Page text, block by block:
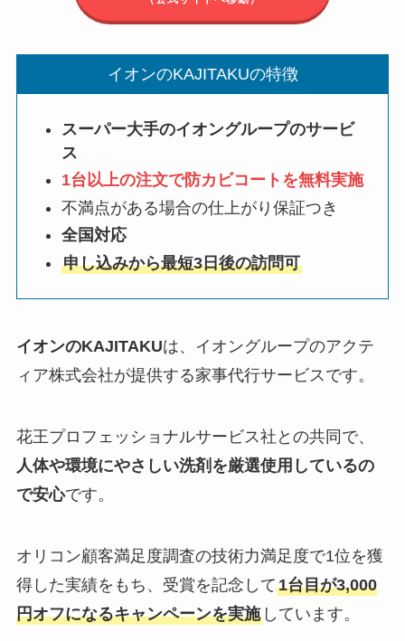
イオンのKAJITAKUの特徴
スーパー大手のイオングループのサービ
ス
1台以上の注文で防カビコートを無料実施
不満点がある場合の仕上がり保証つき
全国対応
申し込みから最短3日後の訪問可
イオンのKAJITAKUは、イオングループのアクテ
ィア株式会社が提供する家事代行サービスです。
花王プロフェッショナルサービス社との共同で、
人体や環境にやさしい洗剤を厳選使用しているの
で安心です。
オリコン顧客満足度調査の技術力満足度で1位を獲
得した実績をもち、受賞を記念して1台目が3,000
円オフになるキャンペーンを実施しています。